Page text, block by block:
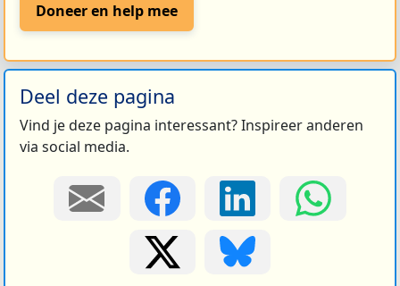
Doneer en help mee
Deel deze pagina
Vind je deze pagina interessant? Inspireer anderen
via social media.